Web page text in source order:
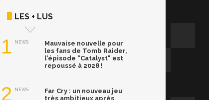
LES + LUS
1 NEWS
Mauvaise nouvelle pour
les fans de Tomb Raider,
l'épisode "Catalyst" est
repoussé à 2028 !
2 NEWS
Far Cry : un nouveau jeu
très ambitieux après